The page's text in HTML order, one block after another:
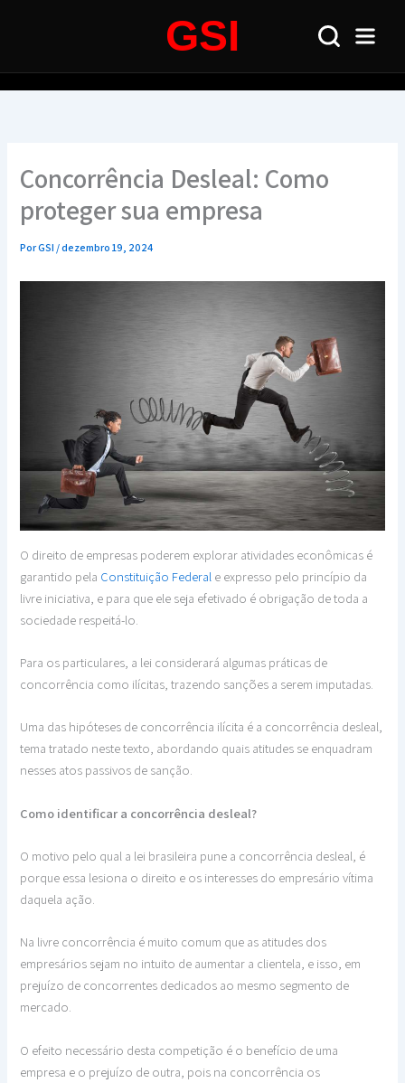
conteúdo
GSI
Concorrência Desleal: Como
proteger sua empresa
PorGSI /dezembro 19, 2024
O direito de empresas poderem explorar atividades econômicas é
garantido pela Constituição Federal e expresso pelo princípio da
livre iniciativa, e para que ele seja efetivado é obrigação de toda a
sociedade respeitá-lo.
Para os particulares, a lei considerará algumas práticas de
concorrência como ilícitas, trazendo sanções a serem imputadas.
Uma das hipóteses de concorrência ilícita é a concorrência desleal,
tema tratado neste texto, abordando quais atitudes se enquadram
nesses atos passivos de sanção.
Como identificar a concorrência desleal?
O motivo pelo qual a lei brasileira pune a concorrência desleal, é
porque essa lesiona o direito e os interesses do empresário vítima
daquela ação.
Na livre concorrência é muito comum que as atitudes dos
empresários sejam no intuito de aumentar a clientela, e isso, em
prejuízo de concorrentes dedicados ao mesmo segmento de
mercado.
O efeito necessário desta competição é o benefício de uma
empresa e o prejuízo de outra, pois na concorrência os